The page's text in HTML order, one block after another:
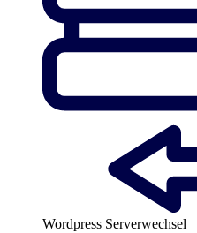
Wordpress Serverwechsel